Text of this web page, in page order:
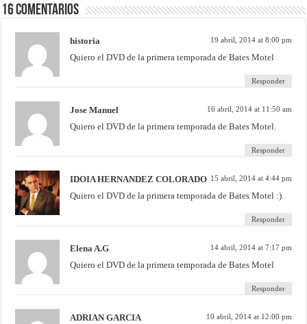
16 comentarios
historia 19 abril, 2014 at 8:00 pm
Quiero el DVD de la primera temporada de Bates Motel
Responder
Jose Manuel 16 abril, 2014 at 11:50 am
Quiero el DVD de la primera temporada de Bates Motel.
Responder
IDOIA HERNANDEZ COLORADO 15 abril, 2014 at 4:44 pm
Quiero el DVD de la primera temporada de Bates Motel :).
Responder
Elena A.G 14 abril, 2014 at 7:17 pm
Quiero el DVD de la primera temporada de Bates Motel
Responder
ADRIAN GARCIA 10 abril, 2014 at 12:00 pm